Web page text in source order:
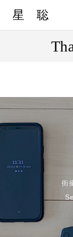
星 聡
街